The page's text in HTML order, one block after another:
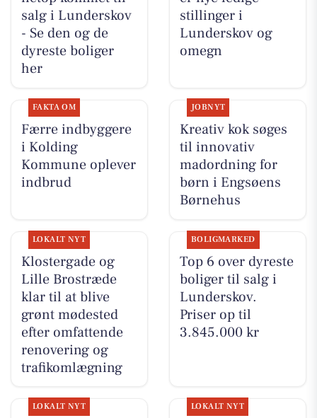
salg i Lunderskov
- Se den og de
dyreste boliger
her
stillinger i
Lunderskov og
omegn
FAKTA OM
Færre indbyggere
i Kolding
Kommune oplever
indbrud
JOBNYT
Kreativ kok søges
til innovativ
madordning for
børn i Engsøens
Børnehus
LOKALT NYT
Klostergade og
Lille Brostræde
klar til at blive
grønt mødested
efter omfattende
renovering og
trafikomlægning
BOLIGMARKED
Top 6 over dyreste
boliger til salg i
Lunderskov.
Priser op til
3.845.000 kr
LOKALT NYT LOKALT NYT